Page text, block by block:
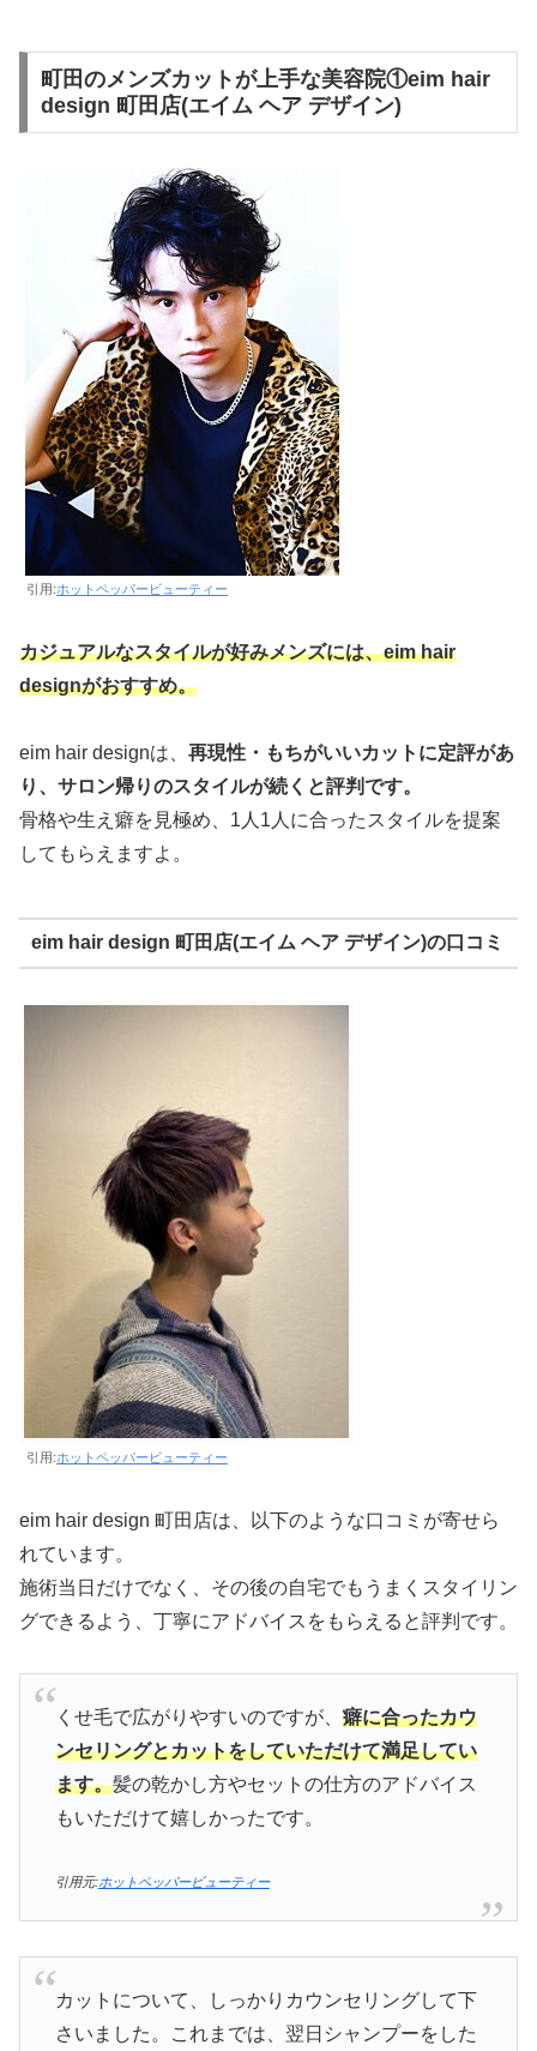
町田のメンズカットが上手な美容院①eim hair
design 町田店(エイム ヘア デザイン)
引用:ホットペッパービューティー
カジュアルなスタイルが好みメンズには、eim hair
designがおすすめ。
eim hair designは、 再現性・もちがいいカットに定評があ
り、サロン帰りのスタイルが続くと評判です。
骨格や生え癖を見極め、1人1人に合ったスタイルを提案
してもらえますよ。
eim hair design 町田店(エイム ヘア デザイン)の口コミ
引用:ホットペッパービューティー
eim hair design 町田店は、以下のような口コミが寄せら
れています。
施術当日だけでなく、その後の自宅でもうまくスタイリン
グできるよう、丁寧にアドバイスをもらえると評判です。
くせ毛で広がりやすいのですが、 癖に合ったカウ
ンセリングとカットをしていただけて満足してい
ます。髪の乾かし方やセットの仕方のアドバイス
もいただけて嬉しかったです。
引用元:ホットペッパービューティー
カットについて、しっかりカウンセリングして下
さいました。これまでは、翌日シャンプーをした